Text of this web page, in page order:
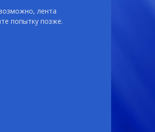
лента
попытку позже.